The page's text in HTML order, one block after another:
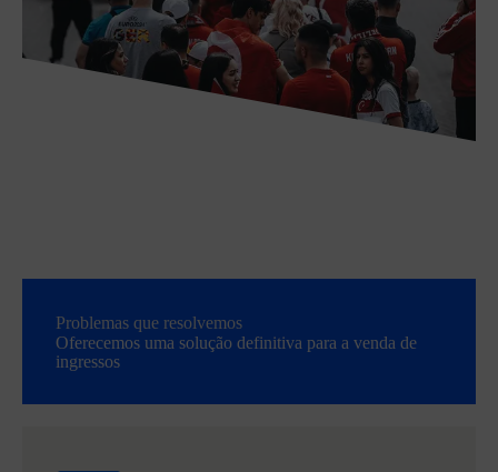
Problemas que resolvemos
Oferecemos uma solução definitiva para a venda de
ingressos